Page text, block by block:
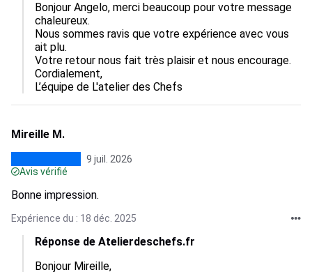
Bonjour Angelo, merci beaucoup pour votre message
chaleureux.
Nous sommes ravis que votre expérience avec vous
ait plu.
Votre retour nous fait très plaisir et nous encourage.
Cordialement,
L’équipe de L'atelier des Chefs
Mireille M.
9 juil. 2026
Avis vérifié
Bonne impression.
Expérience du : 18 déc. 2025
Réponse de Atelierdeschefs.fr
Bonjour Mireille,